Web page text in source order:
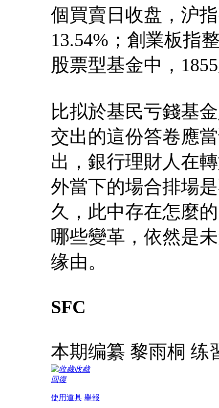
個買賣日收盘，沪
13.54%；創業板指
股票型基金中，
比拟於基民亏錢基
交出的這份答卷應
出，銀行理財人在
外當下的場合排場
久，此中存在怎麼
哪些變革，依然是
缘由。
SFC
本期编纂 黎雨桐 练
收藏
回復
使用道具 舉報